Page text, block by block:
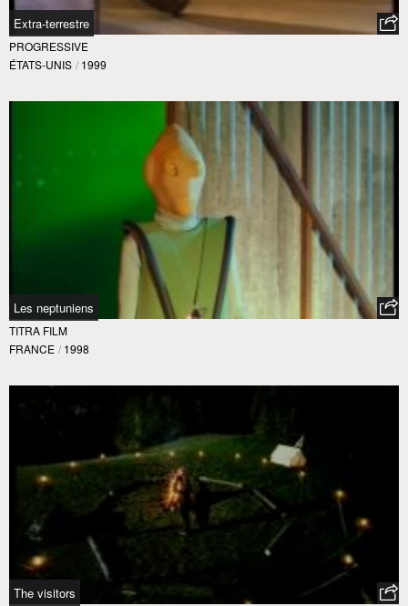
Extra-terrestre
PROGRESSIVE
ÉTATS-UNIS / 1999
Les neptuniens
TITRA FILM
FRANCE / 1998
The visitors